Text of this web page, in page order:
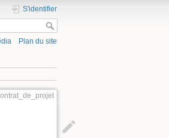
S'identifier
Plan du site